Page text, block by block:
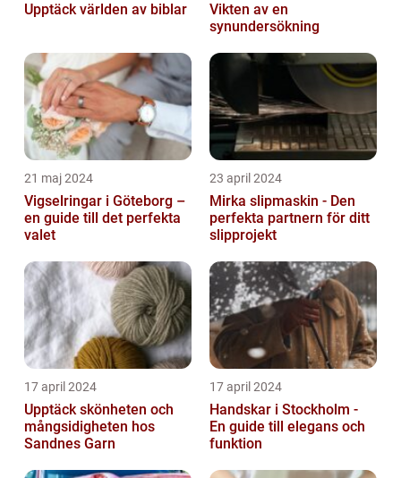
Upptäck världen av biblar
Vikten av en
synundersökning
21 maj 2024
Vigselringar i Göteborg –
en guide till det perfekta
valet
23 april 2024
Mirka slipmaskin - Den
perfekta partnern för ditt
slipprojekt
17 april 2024
Upptäck skönheten och
mångsidigheten hos
Sandnes Garn
17 april 2024
Handskar i Stockholm -
En guide till elegans och
funktion